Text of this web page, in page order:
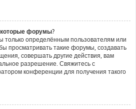
форумы?
определённым пользователям или
просматривать такие форумы, создавать
совершать другие действия, вам
разрешение. Свяжитесь с
конференции для получения такого